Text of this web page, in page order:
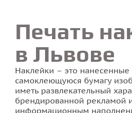
Печать наклеек
Печать на ткани
Печать визиток
Стенды для школы
Печать
в Львове
Наклейки – это нанесенные
самоклеющуюся бумагу
иметь развлекательный
брендированной рекламой
информационным